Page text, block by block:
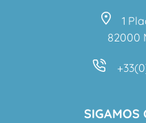
1
82000
SIGAMOS